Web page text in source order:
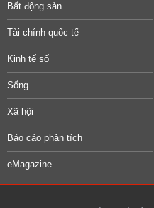
Bất động sản
Tài chính quốc tế
Kinh tế số
Sống
Xã hội
Báo cáo phân tích
eMagazine